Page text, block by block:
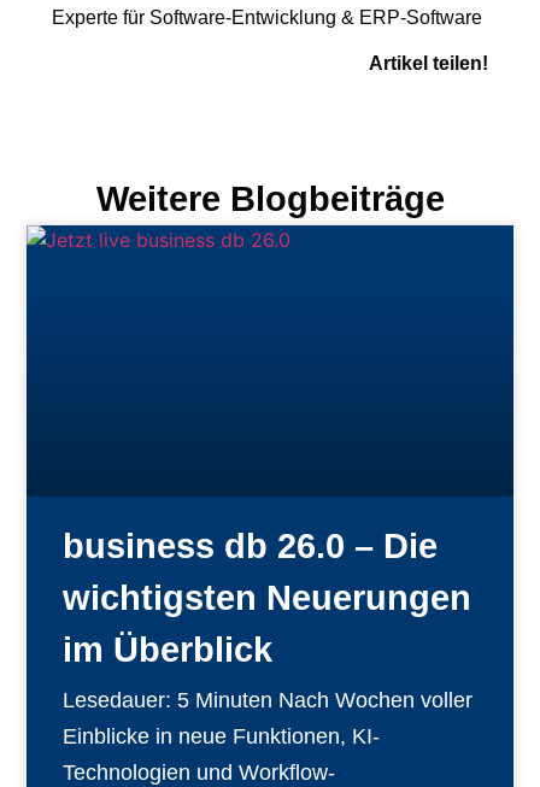
Experte für Software-Entwicklung & ERP-Software
Artikel teilen!
Weitere Blogbeiträge
business db 26.0 – Die
wichtigsten Neuerungen
im Überblick
Lesedauer: 5 Minuten Nach Wochen voller
Einblicke in neue Funktionen, KI-
Technologien und Workflow-